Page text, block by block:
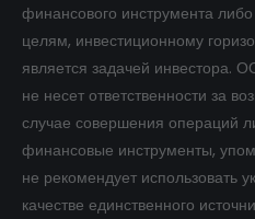
финансового инструмента
целям, инвестиционному
является задачей
не несет ответственности за
случае совершения операций
финансовые инструменты,
не рекомендует использовать
качестве единственного